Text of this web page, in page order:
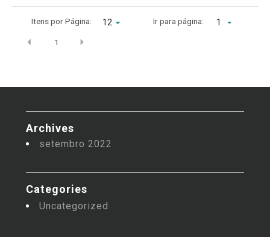
Itens por Página: Ir para página: 1
1
Archives
setembro 2022
Categories
Uncategorized